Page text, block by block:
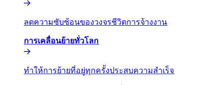
ลดความซับซ้อนของวงจรชีวิตการจ้างงาน​​
การเคลื่อนย้ายทั่วโลก​​
ทำให้การย้ายที่อยู่ทุกครั้งประสบความสำเร็จ​​